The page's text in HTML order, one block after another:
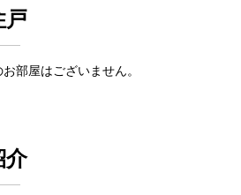
戸
部屋はございません。
介